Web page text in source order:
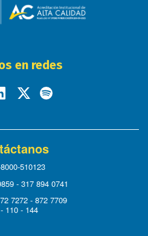
en redes
510123
- 317 894 0741
7272 - 872 7709
110 - 144